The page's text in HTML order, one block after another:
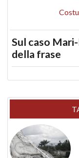
Sul caso
della frase